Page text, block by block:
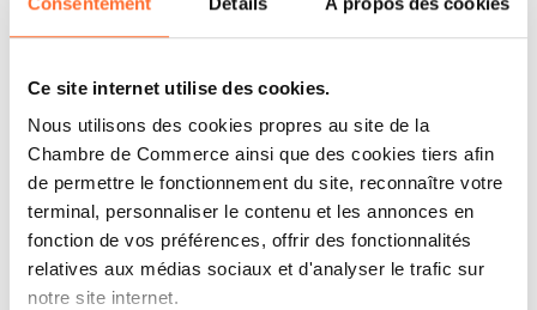
Ce site internet utilise des cookies.
Nous utilisons des cookies propres au site de la
Chambre de Commerce ainsi que des cookies tiers afin
de permettre le fonctionnement du site, reconnaître votre
terminal, personnaliser le contenu et les annonces en
fonction de vos préférences, offrir des fonctionnalités
relatives aux médias sociaux et d'analyser le trafic sur
notre site internet.
CORPORATE NEWS
APEX GROUP SUPPORTS THE
RESONANCE HOUSING
PATHWAYS FUND WITH